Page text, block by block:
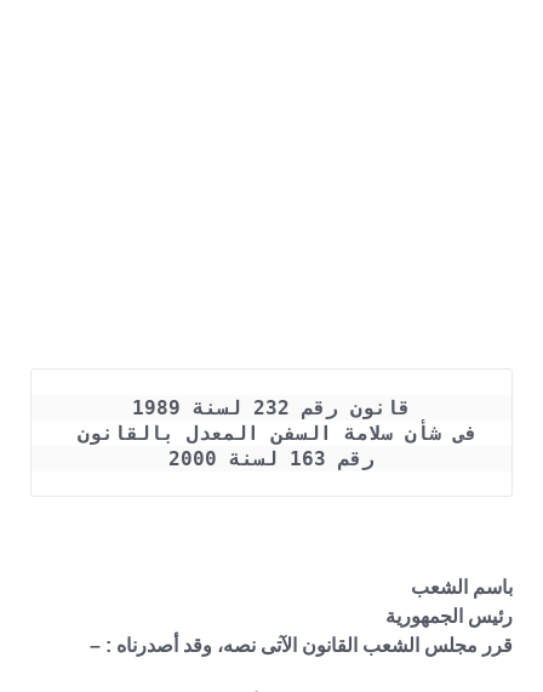
قانون رقم 232 لسنة 1989
رقم 163 لسنة 2000
باسم الشعب
رئيس الجمهورية
قرر مجلس الشعب القانون الآتى نصه، وقد أصدرناه : –